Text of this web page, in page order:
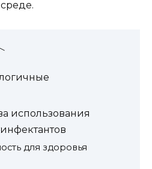
использования
для здоровья